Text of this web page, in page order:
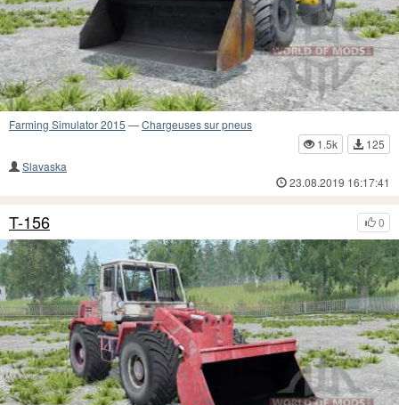
Farming Simulator 2015 —Chargeuses sur pneus
1.5k
125
Slavaska
23.08.2019 16:17:41
0
T-156